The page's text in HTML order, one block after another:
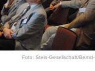
Foto: Stein-Gesellschaft/Bernd-